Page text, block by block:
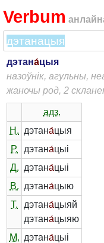
Verbum
дэтана́цыя
назоўнік, агульны,
жаночы род, 2
адз.
Н. дэтана́цыя
Р.
дэтана́цыі
Д. дэтана́цыі
В. дэтана́цыю
Т.
дэтана́цыяй
дэтана́цыяю
М. дэтана́цыі